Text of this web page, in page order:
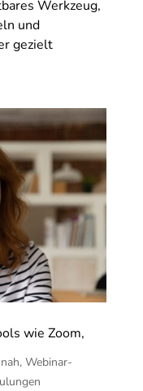
Werkzeug,
und
gezielt
wie Zoom,
, Webinar-